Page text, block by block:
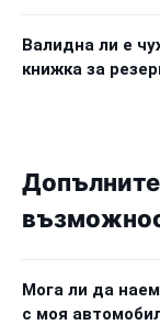
Валидна ли е
книжка за
Мога ли да
с моя